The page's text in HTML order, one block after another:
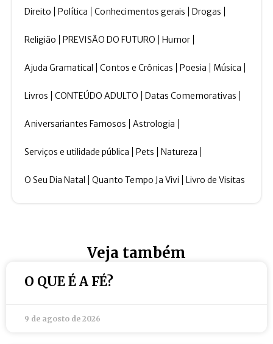
Direito Política Conhecimentos gerais Drogas
Religião PREVISÃO DO FUTURO Humor
Ajuda Gramatical Contos e Crônicas Poesia Música
Livros CONTEÚDO ADULTO Datas Comemorativas
Aniversariantes Famosos Astrologia
Serviços e utilidade pública Pets Natureza
O Seu Dia Natal Quanto Tempo Ja Vivi Livro de Visitas
Veja também
O QUE É A FÉ?
9 de agosto de 2026